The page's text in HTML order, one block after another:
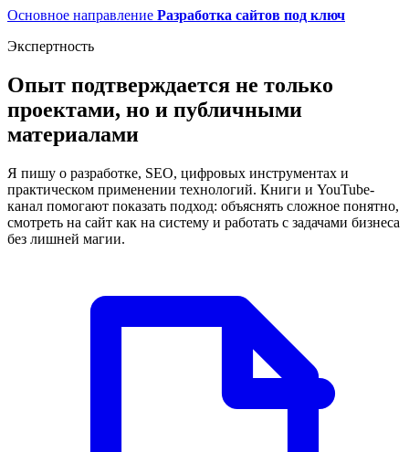
Основное направление Разработка сайтов под ключ
Экспертность
Опыт подтверждается не только
проектами, но и публичными
материалами
Я пишу о разработке, SEO, цифровых инструментах и
практическом применении технологий. Книги и YouTube-
канал помогают показать подход: объяснять сложное понятно,
смотреть на сайт как на систему и работать с задачами бизнеса
без лишней магии.